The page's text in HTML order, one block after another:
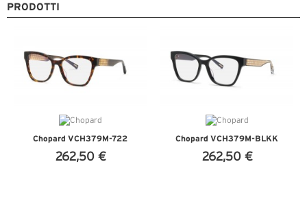
PRODOTTI
Chopard VCH379M-722
262,50 €
Chopard VCH379M-BLKK
262,50 €